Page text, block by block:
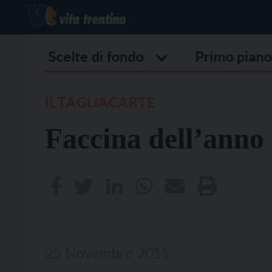
Scelte di fondo Primo piano
Faccina dell’anno